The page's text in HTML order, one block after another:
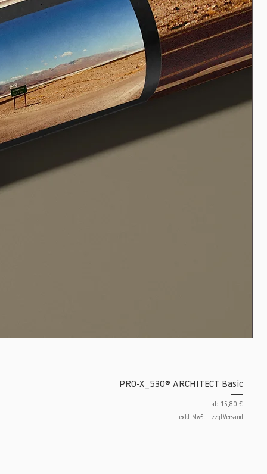
PRO-X_530® ARCHITECT Basic
ab 15,80 €
Sale-Preis
exkl. MwSt. zzgl.Versand